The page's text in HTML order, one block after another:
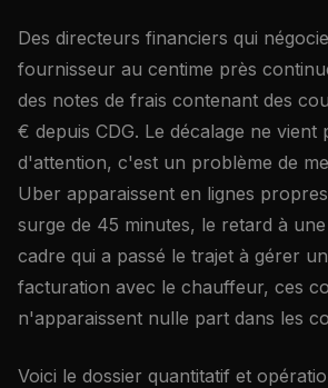
Des directeurs financiers qui
fournisseur au centime près
des notes de frais contenant des
€ depuis CDG. Le décalage ne vient
d'attention, c'est un problème de
Uber apparaissent en lignes
surge de 45 minutes, le retard à
cadre qui a passé le trajet à gérer
facturation avec le chauffeur, ces
n'apparaissent nulle part dans les
Voici le dossier quantitatif et